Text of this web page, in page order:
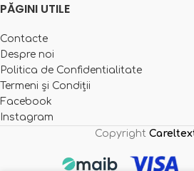
PĂGINI UTILE
Contacte
Despre noi
Politica de Confidentialitate
Termeni și Condiții
Facebook
Instagram
Copyright